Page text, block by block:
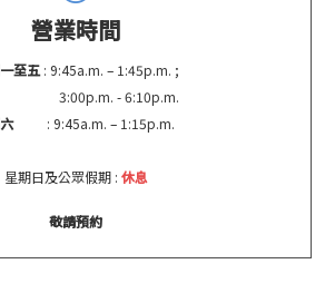
營業時間
至五: 9:45a.m. – 1:45p.m. ;
- 6:10p.m.
六
: 9:45a.m. – 1:15p.m.
星期日及公眾假期 : 休息
敬請預約